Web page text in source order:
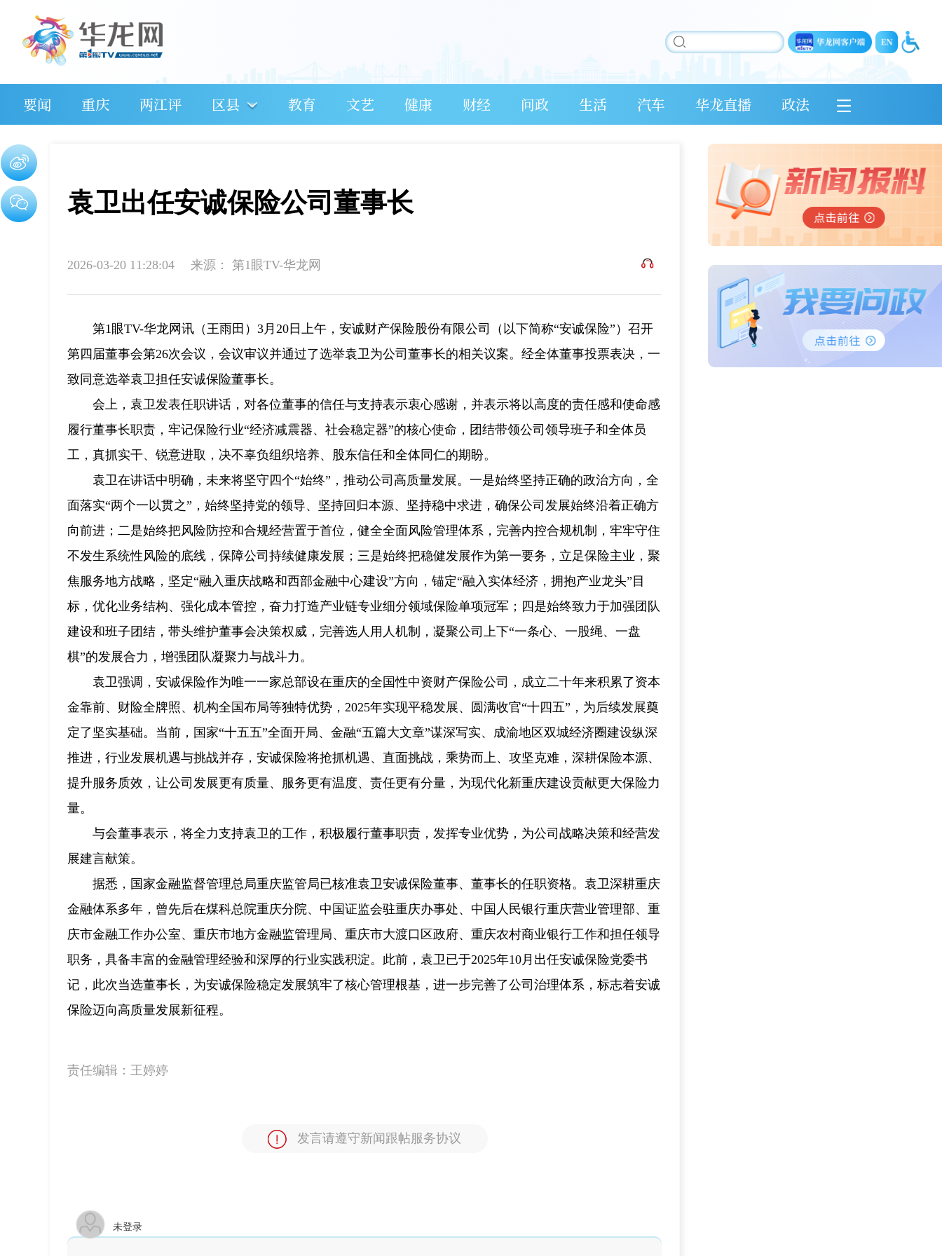
要闻 重庆 两江评 区县 教育 文艺 健康 财经 问政 生活 汽车 华龙直播 政法
袁卫出任安诚保险公司董事长
2026-03-20 11:28:04 来源： 第1眼TV-华龙网
第1眼TV-华龙网讯（王雨田）3月20日上午，安诚财产保险股份有限公司（以下简称“安诚保险”）召开
第四届董事会第26次会议，会议审议并通过了选举袁卫为公司董事长的相关议案。经全体董事投票表决，一
致同意选举袁卫担任安诚保险董事长。
会上，袁卫发表任职讲话，对各位董事的信任与支持表示衷心感谢，并表示将以高度的责任感和使命感
履行董事长职责，牢记保险行业“经济减震器、社会稳定器”的核心使命，团结带领公司领导班子和全体员
工，真抓实干、锐意进取，决不辜负组织培养、股东信任和全体同仁的期盼。
袁卫在讲话中明确，未来将坚守四个“始终”，推动公司高质量发展。一是始终坚持正确的政治方向，全
面落实“两个一以贯之”，始终坚持党的领导、坚持回归本源、坚持稳中求进，确保公司发展始终沿着正确方
向前进；二是始终把风险防控和合规经营置于首位，健全全面风险管理体系，完善内控合规机制，牢牢守住
不发生系统性风险的底线，保障公司持续健康发展；三是始终把稳健发展作为第一要务，立足保险主业，聚
焦服务地方战略，坚定“融入重庆战略和西部金融中心建设”方向，锚定“融入实体经济，拥抱产业龙头”目
标，优化业务结构、强化成本管控，奋力打造产业链专业细分领域保险单项冠军；四是始终致力于加强团队
建设和班子团结，带头维护董事会决策权威，完善选人用人机制，凝聚公司上下“一条心、一股绳、一盘
棋”的发展合力，增强团队凝聚力与战斗力。
袁卫强调，安诚保险作为唯一一家总部设在重庆的全国性中资财产保险公司，成立二十年来积累了资本
金靠前、财险全牌照、机构全国布局等独特优势，2025年实现平稳发展、圆满收官“十四五”，为后续发展奠
定了坚实基础。当前，国家“十五五”全面开局、金融“五篇大文章”谋深写实、成渝地区双城经济圈建设纵深
推进，行业发展机遇与挑战并存，安诚保险将抢抓机遇、直面挑战，乘势而上、攻坚克难，深耕保险本源、
提升服务质效，让公司发展更有质量、服务更有温度、责任更有分量，为现代化新重庆建设贡献更大保险力
量。
与会董事表示，将全力支持袁卫的工作，积极履行董事职责，发挥专业优势，为公司战略决策和经营发
展建言献策。
据悉，国家金融监督管理总局重庆监管局已核准袁卫安诚保险董事、董事长的任职资格。袁卫深耕重庆
金融体系多年，曾先后在煤科总院重庆分院、中国证监会驻重庆办事处、中国人民银行重庆营业管理部、重
庆市金融工作办公室、重庆市地方金融监管理局、重庆市大渡口区政府、重庆农村商业银行工作和担任领导
职务，具备丰富的金融管理经验和深厚的行业实践积淀。此前，袁卫已于2025年10月出任安诚保险党委书
记，此次当选董事长，为安诚保险稳定发展筑牢了核心管理根基，进一步完善了公司治理体系，标志着安诚
保险迈向高质量发展新征程。
责任编辑： 王婷婷
发言请遵守新闻跟帖服务协议
未登录